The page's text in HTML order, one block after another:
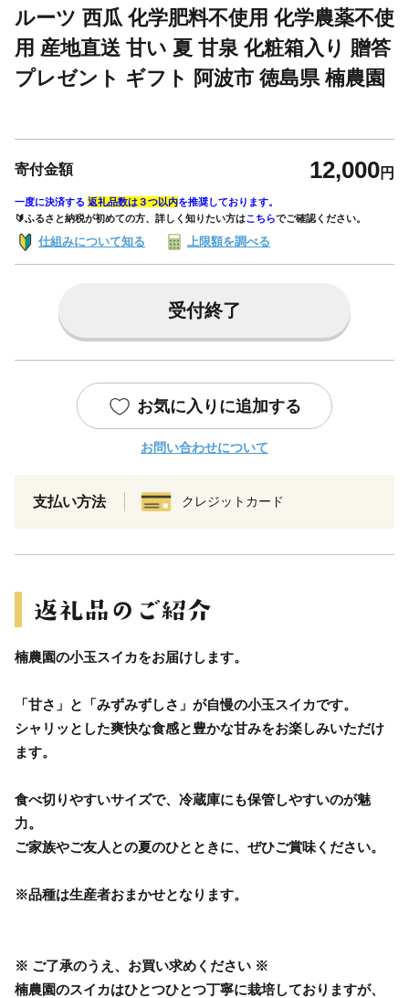
ルーツ 西瓜 化学肥料不使用 化学農薬不使
用 産地直送 甘い 夏 甘泉 化粧箱入り 贈答
プレゼント ギフト 阿波市 徳島県 楠農園
寄付金額 12,000円
一度に決済する 返礼品数は３つ以内を推奨しております。
🔰ふるさと納税が初めての方、詳しく知りたい方はこちらでご確認ください。
仕組みについて知る 上限額を調べる
受付終了
お気に入りに追加する
お問い合わせについて
支払い方法 クレジットカード
楠農園の小玉スイカをお届けします。
「甘さ」と「みずみずしさ」が自慢の小玉スイカです。
シャリッとした爽快な食感と豊かな甘みをお楽しみいただけ
ます。
食べ切りやすいサイズで、冷蔵庫にも保管しやすいのが魅
力。
ご家族やご友人との夏のひとときに、ぜひご賞味ください。
※品種は生産者おまかせとなります。
※ ご了承のうえ、お買い求めください ※
楠農園のスイカはひとつひとつ丁寧に栽培しておりますが、